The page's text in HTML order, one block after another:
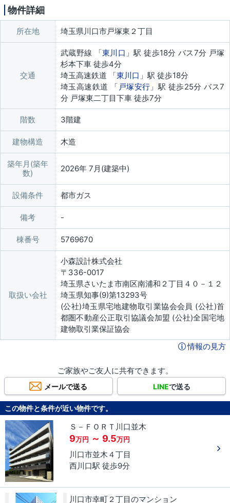
物件詳細
所在地 埼玉県川口市戸塚東２丁目
交通
武蔵野線 「東川口 」駅 徒歩18分 バス7分 戸塚
杉本下車 徒歩4分
埼玉高速鉄道 「東川口 」駅 徒歩18分
埼玉高速鉄道 「 戸塚安行 」駅 徒歩25分 バス7
分 戸塚東二丁目下車 徒歩7分
階数 3階建
建物構造 木造
築年月(築年
数)
2026年 7月(建築中)
設備条件 都市ガス
備考
棟番号 5769670
取扱い会社
小森設計株式会社
〒336-0017
埼玉県さいたま市南区南浦和２丁目４０－１２
埼玉県知事(9)第13293号
(公社)埼玉県宅地建物取引業協会会員 (公社)首
都圏不動産公正取引協議会加盟 (公社)全国宅地
建物取引業保証協会
情報の見方
ご家族やご友人に共有できます。
メールで送る LINEで送る
この物件と条件が近い物件です。
Ｓ－ＦＯＲＴ川口並木
9万円 ～ 9.5万円
川口市並木 ４丁目
西川口駅 徒歩9分
川口市幸町２丁目のマンション